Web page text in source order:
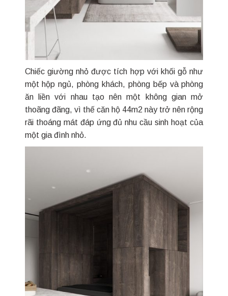
Chiếc giường nhỏ được tích hợp với khối gỗ như
một hộp ngủ, phòng khách, phòng bếp và phòng
ăn liền với nhau tạo nên một không gian mở
thoãng đãng, vì thế căn hộ 44m2 này trở nên rộng
rãi thoáng mát đáp ứng đủ nhu cầu sinh hoạt của
một gia đình nhỏ.